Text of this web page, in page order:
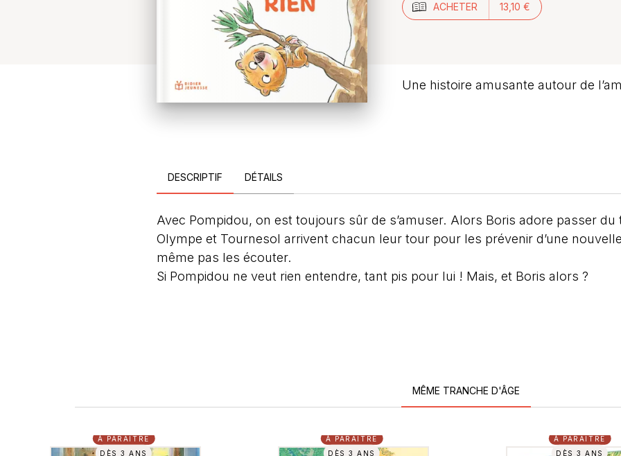
ACHETER 13,10 €
Une histoire amusante autour de
DESCRIPTIF DÉTAILS
Avec Pompidou, on est toujours sûr de s’amuser. Alors Boris adore passer
Olympe et Tournesol arrivent chacun leur tour pour les prévenir d’une
même pas les écouter.
Si Pompidou ne veut rien entendre, tant pis pour lui ! Mais, et Boris alors ?
MÊME TRANCHE D'ÂGE
À PARAÎTRE
DÈS 3 ANS
À PARAÎTRE
DÈS 3 ANS
À PARAÎTRE
DÈS 3 ANS